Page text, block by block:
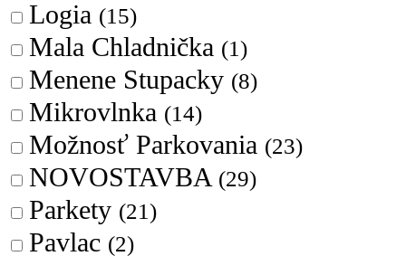
Logia (15)
Mala Chladnička (1)
Menene Stupacky (8)
Mikrovlnka (14)
Možnosť Parkovania (23)
NOVOSTAVBA (29)
Parkety (21)
Pavlac (2)